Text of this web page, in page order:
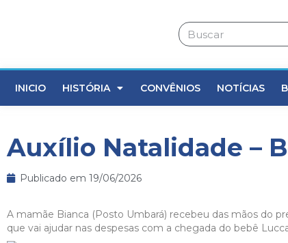
INICIO HISTÓRIA CONVÊNIOS NOTÍCIAS
Auxílio Natalidade –
Publicado em 19/06/2026
A mamãe Bianca (Posto Umbará) recebeu das mãos do
que vai ajudar nas despesas com a chegada do bebê